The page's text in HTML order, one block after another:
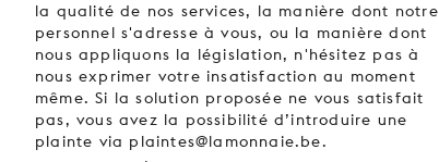
la qualité de nos services, la manière dont notre
personnel s'adresse à vous, ou la manière dont
nous appliquons la législation, n'hésitez pas à
nous exprimer votre insatisfaction au moment
même. Si la solution proposée ne vous satisfait
pas, vous avez la possibilité d’introduire une
plainte via plaintes@lamonnaie.be.